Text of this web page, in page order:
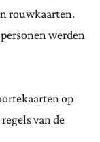
rouwkaarten.
werden
op
van de